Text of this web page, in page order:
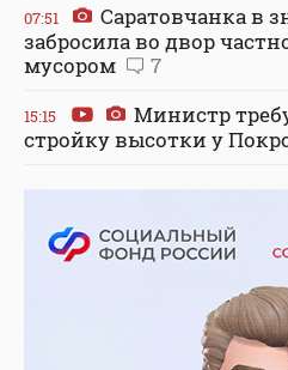
07:51
Саратовчанка в
забросила во двор
мусором
7
15:15
Министр
стройку высотки у